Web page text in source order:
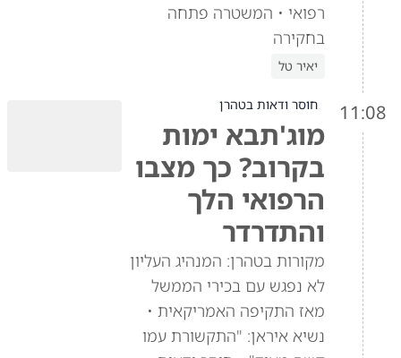
רפואי • המשטרה פתחה
בחקירה
יאיר טל
11:08 חוסר ודאות בטהרן
מוג'תבא ימות
בקרוב? כך מצבו
הרפואי הלך
והתדרדר
מקורות בטהרן: המנהיג העליון
לא נפגש עם בכירי הממשל
מאז התקיפה האמריקאית •
נשיא איראן: "התקשורת עמו